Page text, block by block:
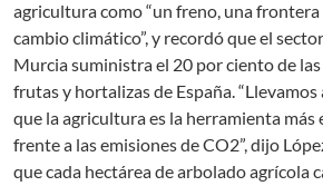
agricultura como “un freno, una frontera
cambio climático”, y recordó que el
Murcia suministra el 20 por ciento de
frutas y hortalizas de España.
que la agricultura es la herramienta más
frente a las emisiones de CO2”, dijo
que cada hectárea de arbolado agrícola